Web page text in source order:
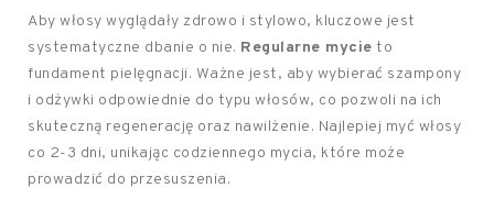
Aby włosy wyglądały zdrowo i stylowo, kluczowe jest
systematyczne dbanie o nie. Regularne mycie to
fundament pielęgnacji. Ważne jest, aby wybierać szampony
i odżywki odpowiednie do typu włosów, co pozwoli na ich
skuteczną regenerację oraz nawilżenie. Najlepiej myć włosy
co 2-3 dni, unikając codziennego mycia, które może
prowadzić do przesuszenia.